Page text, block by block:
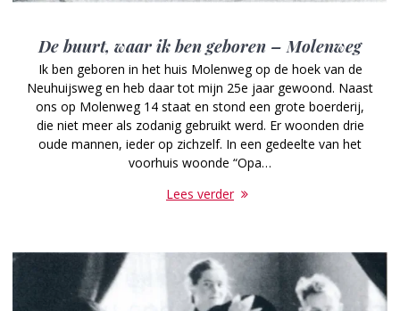
De buurt, waar ik ben geboren – Molenweg
Ik ben geboren in het huis Molenweg op de hoek van de
Neuhuijsweg en heb daar tot mijn 25e jaar gewoond. Naast
ons op Molenweg 14 staat en stond een grote boerderij,
die niet meer als zodanig gebruikt werd. Er woonden drie
oude mannen, ieder op zichzelf. In een gedeelte van het
voorhuis woonde “Opa…
Lees verder